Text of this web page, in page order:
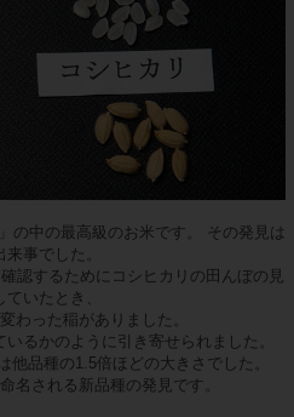
の中の最高級のお米です。 その発見は
来事でした。
認するためにコシヒカリの田んぼの見
ていたとき、
わった稲がありました。
るかのように引き寄せられました。
他品種の1.5倍ほどの大きさでした。
名される新品種の発見です。